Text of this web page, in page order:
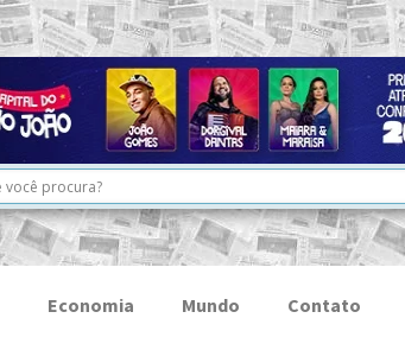
Economia Mundo Contato